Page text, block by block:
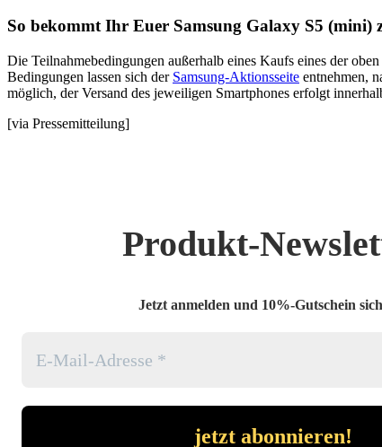
So bekommt Ihr Euer Samsung Galaxy S5 (mini)
Die Teilnahmebedingungen außerhalb eines Kaufs eines der
Bedingungen lassen sich der Samsung-Aktionsseite entnehmen,
möglich, der Versand des jeweiligen Smartphones erfolgt
[via Pressemitteilung]
Produkt-
Jetzt anmelden und 10%-Gutschein